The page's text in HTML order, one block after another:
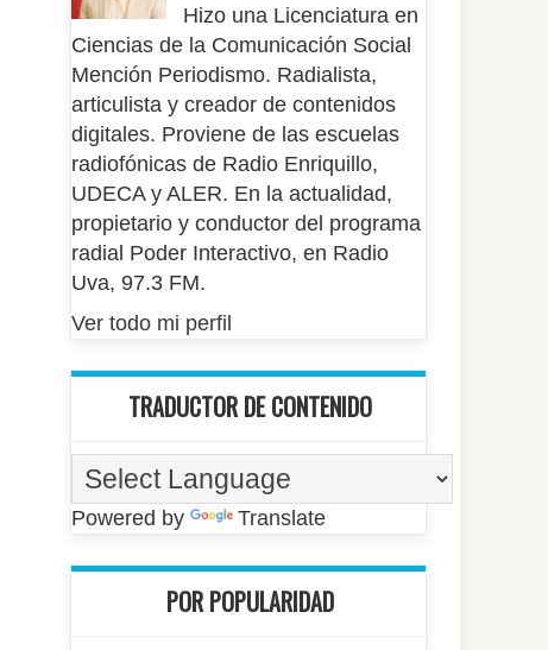
Hizo una Licenciatura en
Ciencias de la Comunicación Social
Mención Periodismo. Radialista,
articulista y creador de contenidos
digitales. Proviene de las escuelas
radiofónicas de Radio Enriquillo,
UDECA y ALER. En la actualidad,
propietario y conductor del programa
radial Poder Interactivo, en Radio
Uva, 97.3 FM.
Ver todo mi perfil
TRADUCTOR DE CONTENIDO
Powered by Translate
POR POPULARIDAD